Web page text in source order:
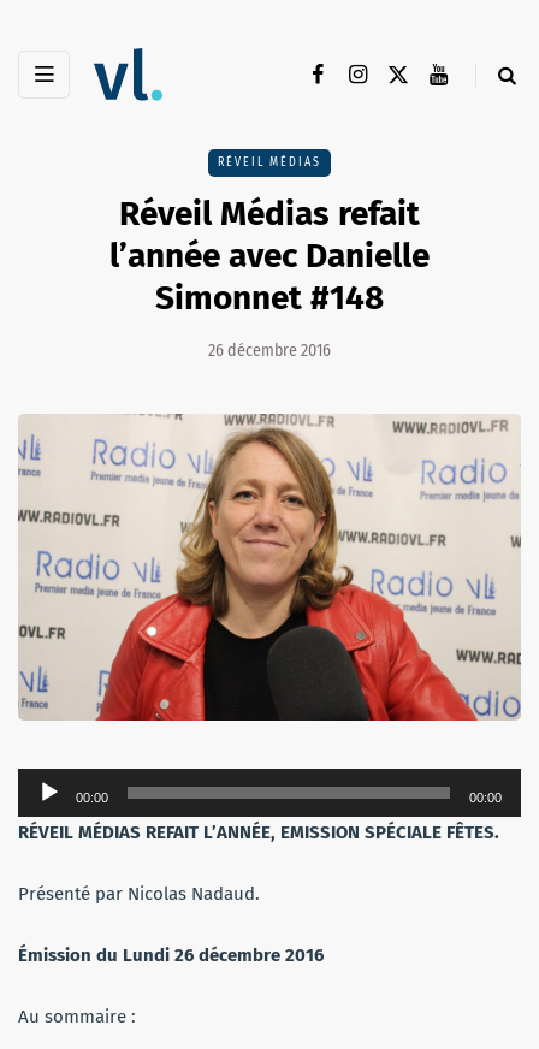
RÉVEIL MÉDIAS
Réveil Médias refait
l’année avec Danielle
Simonnet #148
26 décembre 2016
Lecteur
audio
00:00 00:00
RÉVEIL MÉDIAS REFAIT L’ANNÉE, EMISSION SPÉCIALE FÊTES.
Présenté par Nicolas Nadaud.
Émission du Lundi 26 décembre 2016
Au sommaire :